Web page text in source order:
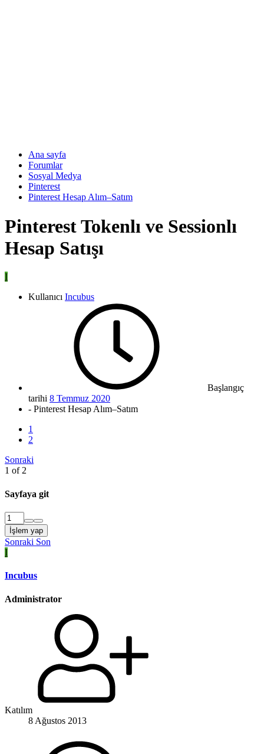
Ana sayfa
Forumlar
Sosyal Medya
Pinterest
Pinterest Hesap Alım–Satım
Pinterest Tokenlı ve Sessionlı
Hesap Satışı
I
Kullanıcı Incubus
Başlangıç
tarihi 8 Temmuz 2020
- Pinterest Hesap Alım–Satım
1
2
Sonraki
1 of 2
Sayfaya git
İşlem yap
Sonraki Son
I
Incubus
Administrator
Katılım
8 Ağustos 2013